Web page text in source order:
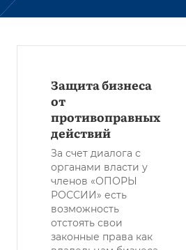
Защита бизнеса
от
противоправных
действий
За счет диалога с
органами власти у
членов «ОПОРЫ
РОССИИ» есть
возможность
отстоять свои
законные права как